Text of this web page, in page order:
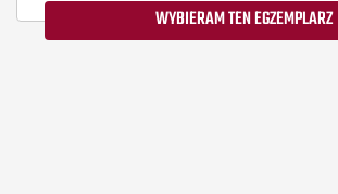
WYBIERAM TEN EGZEMPLARZ